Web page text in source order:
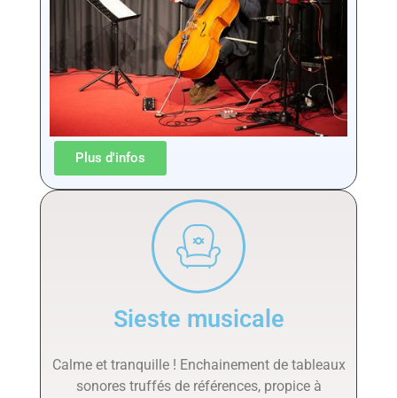
Plus d'infos
Sieste musicale
Calme et tranquille ! Enchainement de tableaux
sonores truffés de références, propice à